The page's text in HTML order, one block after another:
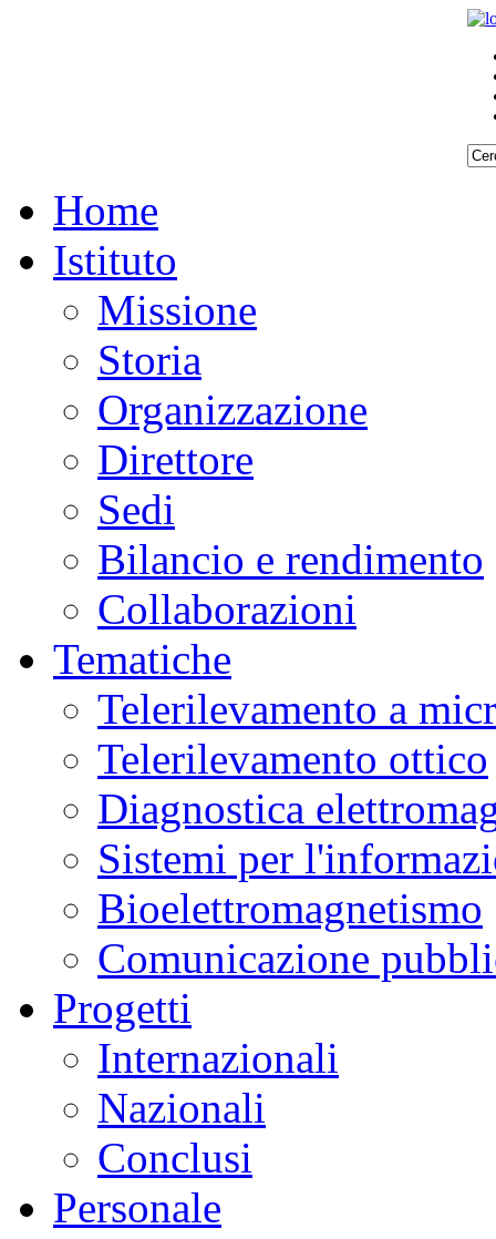
Home
Istituto
Missione
Storia
Organizzazione
Direttore
Sedi
Bilancio e rendimento
Collaborazioni
Tematiche
Telerilevamento a
Telerilevamento ottico
Diagnostica
Sistemi per
Bioelettromagnetismo
Comunicazione
Progetti
Internazionali
Nazionali
Conclusi
Personale